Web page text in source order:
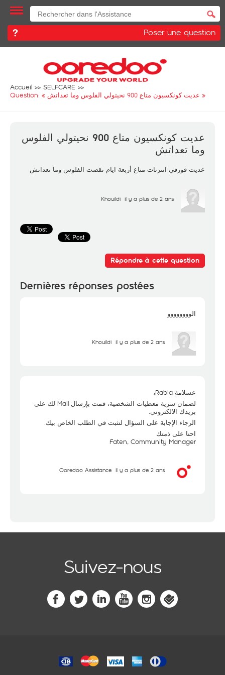
Poser une question
Accueil
SELFCARE
Question: «
عديت كونكسيون متاع 900 نحيتولي الفلوس وما تعداتش »
عديت كونكسيون متاع 900 نحيتولي الفلوس
وما تعداتش
عديت فورفي انترنات متاع أربعة ايام تقصت الفلوس وما تعداتش
Khouildi il y a plus de 2 ans
Répondre à cette question
Dernières réponses postées
الوووووووو
Khouildi il y a plus de 2 ans
عسلامة Rabia،
لضمان سرية معطيات الشخصية، قمت بإرسال Mail لك على
بريدك الالكتروني.
الرجاء الإجابة على السؤال لتثبت في الطلب الخاص بيك.
احنا على ذمتك
Faten, Community Manager
Ooredoo Assistance il y a plus de 2 ans
Suivez-nous